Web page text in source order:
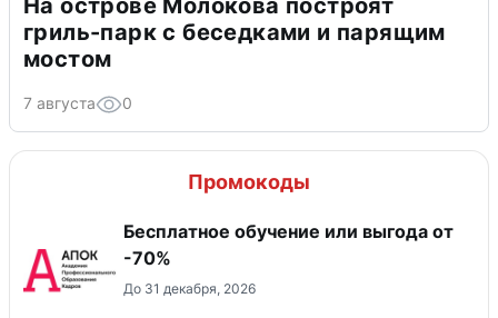
На острове Молокова построят
гриль-парк с беседками и парящим
мостом
7 августа 0
Промокоды
Бесплатное обучение или выгода от
-70%
До 31 декабря, 2026